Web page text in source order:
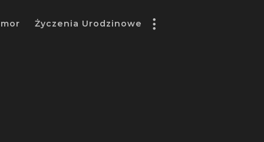
Życzenia Urodzinowe